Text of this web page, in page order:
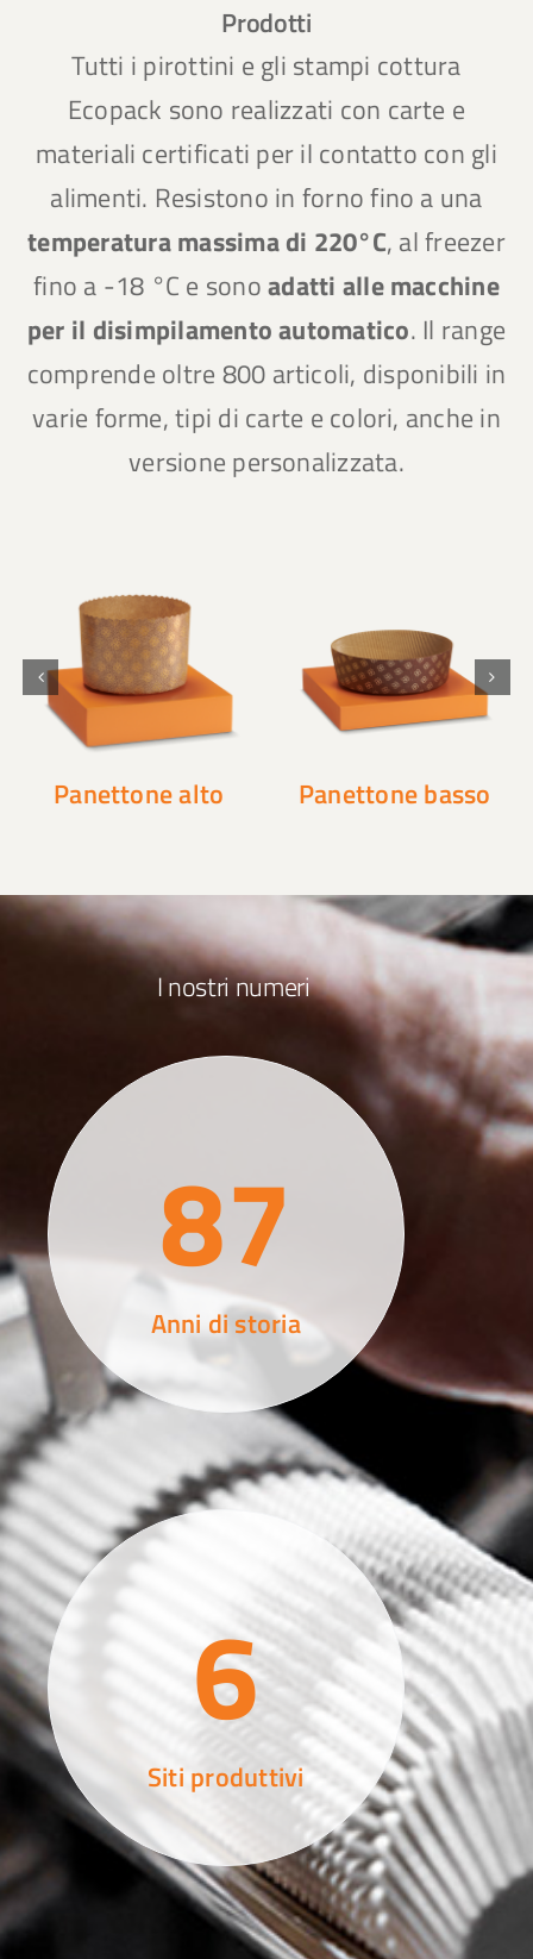
Prodotti
Tutti i pirottini e gli stampi cottura
Ecopack sono realizzati con carte e
materiali certificati per il contatto con gli
alimenti. Resistono in forno fino a una
temperatura massima di 220°C, al freezer
fino a -18 °C e sonoadatti alle macchine
per il disimpilamento automatico. Il range
comprende oltre 800 articoli, disponibili in
varie forme, tipi di carte e colori, anche in
versione personalizzata.
Panettone alto Panettone basso
I nostri numeri
87
Anni di storia
6
Siti produttivi